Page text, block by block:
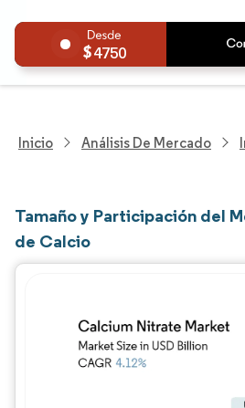
4750
Inicio Análisis De Mercado
Tamaño y Participación del
de Calcio